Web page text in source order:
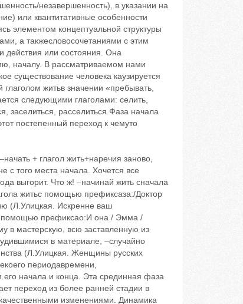
незавершенность), в указании на
или квантитативные особенности
элементом концептуальной структуры
а такжесловосочетаниями с этим
действия или состояния. Она
началу. В рассматриваемом нами
существование человека каузируется
житьв значении «пребывать,
следующими глаголами: селить,
заселиться, расселиться.Фаза начала
постепенный переход к чемуто
Виктория ее /Лору/ успокоила, она сказала, что она выкроит время, приедет к ним вместе с мужем –он тоже обладает какимито удивительными способностями, –поживет там и посмотрит, чем можно помочь (Т.Толстая. Сомнамбула в тумане);е)префиксальнопостфиксальными глаголами приживаться, вживаться, уживаться, обживаться, наживаться:–Все кончилось тем, что его /Зама/ сняли. Потом назначили на более высокий пост. Но и оттуда тоже сняли. Он не приживался. Он имел внутри себя совершенно не начальническую, молодую, мятежную и даже слегка хулиганскую начинку (В.Токарева. День без вранья); –Если их /мужчин/ не любить и, главное, не хотеть, то жить можно. Я с Егоркой прекрасно уживаюсь. Немножко стыдно, что я его обманываю, ну а как иначе? (Т.Москвина. Смерть это все мужчины) –Среди козьих /ВикиКозы/ дарований была способность мгновенно обживаться, и она, не жалея сил, тащила с собой целый чемодан лишних, с точки зрения Тани, вещей: скатертисалфетки, домашние чашки, даже медную ручную мельницу для кофе (Л.Улицкая. Казус Кукоцкого);Позвонил Эле и прокричал, что он /Иван/ целитель, а не шабашник, и не собирается наживаться на несчастьях, и так далее, очень возбужденно(В.Токарева. Хэппиэнд).Фаза концахарактеризуетсятем,чтовней действие завершается, достигает некоего предела: абсолютного (в данном случае это смерть, которая рассматривается как естественный конец жизни) или относительного (например, дожить до старости, до какоголибо события и пр.). Этот элемент концептуальной структуры предполагает темпоральную финальность, определенную степень завершенности и результативности действия, что находит отражение в языке, причем способы фиксации этих знаний варьируются в зависимости от того, какими языковыми единицами они объективируются.Темпоральная финальность, конечная фаза, конец биологического существования, обозначенногов языке глаголом жить, переход от биологического существования к биологическому несуществованию репрезентируется:а)антонимичным глаголу житьглаголом умереть, а также его синонимами, в том числе и стилистическими, помереть, скончаться, подохнуть и т. п.б)синонимичными глаголу умереть фразеологическими сочетаниями, в том числе имеющими в своем составе существительное жизнь: дать дуба, отдать жизнь, уйти из жизни и пр.в)глаголом погибнуть, обозначающим смерть от катастрофы, стихийного бедствия, насилия; г)каузативными глаголами, каузирующими переход от биологического существования к биологическому несуществованию;д)глаголами, семантическая структура которых содержит сему «прекращение существования» или «прекращение бытия» в какомлибо месте вследствие перемещения в другое место; е)синтаксической конструкцией с частицей нет в функции сказуемого, имеющей значение «прекращение бытия»: –Жил человек–и нет его. Только имя осталось –Соня (Т.Толстая. Соня);ж)префиксальным глаголом отжить в значении «кончить жить, прожить»(СОШ), образованным от глагола жить:Ну вот и все, отжил свое Николай Иваныч (Из поминальной речи).Конечная фаза бытия, понимаемого как «пребывание», «существование в определенном локусе» и манифестируемого «специальным» ЛСВ глагола житьс локативным значением, объективируется целы